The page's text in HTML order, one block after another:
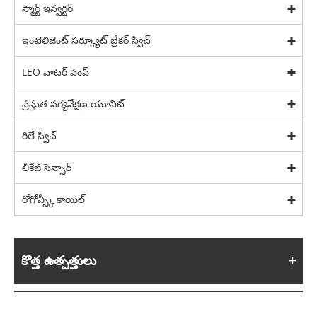
స్మార్ట్ ఇన్వర్టర్
ఇంటెలిజెంట్ సర్క్యూట్ బ్రేకర్ స్విచ్
LEO వాటర్ పంప్
ప్రస్తుత పర్యవేక్షణ యూనిట్
రిలే స్విచ్
లీకేజ్ సెన్సార్
రోగోవ్స్కీ కాయిల్
కొత్త ఉత్పత్తులు